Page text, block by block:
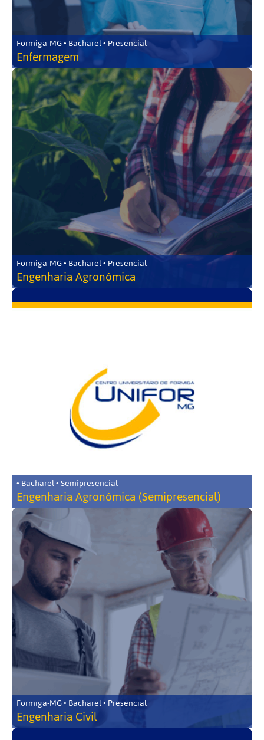
Formiga-MG • Bacharel • Presencial
Enfermagem
Formiga-MG • Bacharel • Presencial
Engenharia Agronômica
• Bacharel • Semipresencial
Engenharia Agronômica (Semipresencial)
Formiga-MG • Bacharel • Presencial
Engenharia Civil